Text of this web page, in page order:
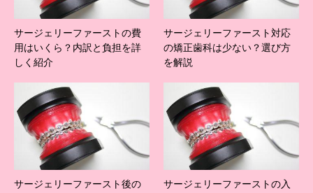
サージェリーファーストの費
用はいくら？内訳と負担を詳
しく紹介
サージェリーファースト対応
の矯正歯科は少ない？選び方
を解説
サージェリーファースト後の
サージェリーファーストの入